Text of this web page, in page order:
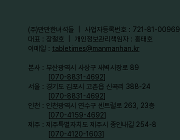
​(주)만만한녀석들 | 사업자등록번호 : 721-81-00969
대표 : 장철호 | 개인정보관리책임자 : 홍태호
이메일 : tabletimes@manmanhan.kr
본사 : 부산광역시 사상구 새벽시장로 89
[070-8831-4692]
서울 : 경기도 김포시 고촌읍 신곡리 388-24
[070-8831-4692]
인천 : 인천광역시 연수구 센트럴로 263, 23층
[070-4159-4692]​
제주 : 제주특별자치도 제주시 종인내길 254-8
[070-4120-1603]